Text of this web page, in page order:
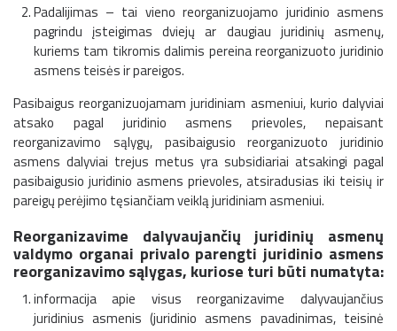
Padalijimas – tai vieno reorganizuojamo juridinio asmens
pagrindu įsteigimas dviejų ar daugiau juridinių asmenų,
kuriems tam tikromis dalimis pereina reorganizuoto juridinio
asmens teisės ir pareigos.
Pasibaigus reorganizuojamam juridiniam asmeniui, kurio dalyviai
atsako pagal juridinio asmens prievoles, nepaisant
reorganizavimo sąlygų, pasibaigusio reorganizuoto juridinio
asmens dalyviai trejus metus yra subsidiariai atsakingi pagal
pasibaigusio juridinio asmens prievoles, atsiradusias iki teisių ir
pareigų perėjimo tęsiančiam veiklą juridiniam asmeniui.
Reorganizavime dalyvaujančių juridinių asmenų
valdymo organai privalo parengti juridinio asmens
reorganizavimo sąlygas, kuriose turi būti numatyta:
informacija apie visus reorganizavime dalyvaujančius
juridinius asmenis (juridinio asmens pavadinimas, teisinė